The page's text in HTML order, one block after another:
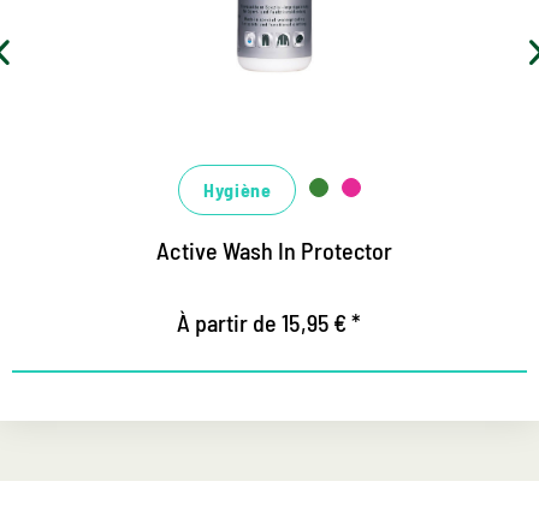
Parfait pour imprégner tous les textiles de fonction,
coque souple et matériaux en molleton
Hygiène
Active Wash In Protector
À partir de 15,95 € *